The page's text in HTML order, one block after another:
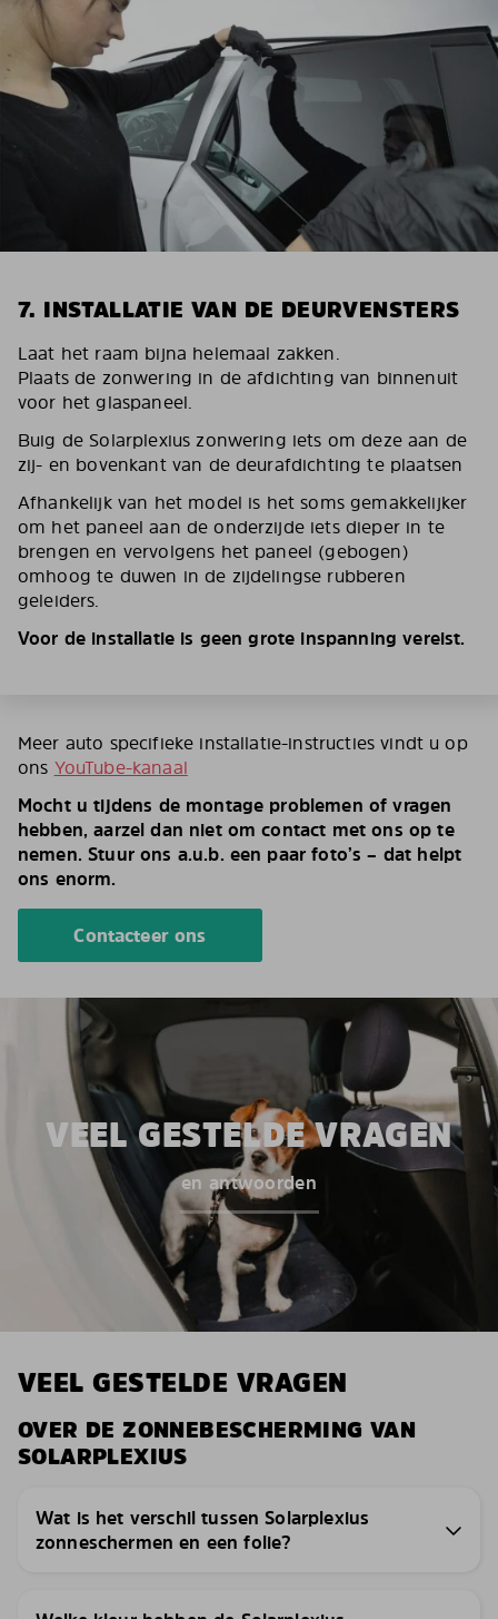
7. INSTALLATIE VAN DE DEURVENSTERS
Laat het raam bijna helemaal zakken.
Plaats de zonwering in de afdichting van binnenuit
voor het glaspaneel.
Buig de Solarplexius zonwering iets om deze aan de
zij- en bovenkant van de deurafdichting te plaatsen
Afhankelijk van het model is het soms gemakkelijker
om het paneel aan de onderzijde iets dieper in te
brengen en vervolgens het paneel (gebogen)
omhoog te duwen in de zijdelingse rubberen
geleiders.
Voor de installatie is geen grote inspanning vereist.
Meer auto specifieke installatie-instructies vindt u op
ons YouTube-kanaal
Mocht u tijdens de montage problemen of vragen
hebben, aarzel dan niet om contact met ons op te
nemen. Stuur ons a.u.b. een paar foto’s – dat helpt
ons enorm.
Contacteer ons
VEEL GESTELDE VRAGEN
en antwoorden
VEEL GESTELDE VRAGEN
OVER DE ZONNEBESCHERMING VAN
SOLARPLEXIUS
Wat is het verschil tussen Solarplexius
zonneschermen en een folie?